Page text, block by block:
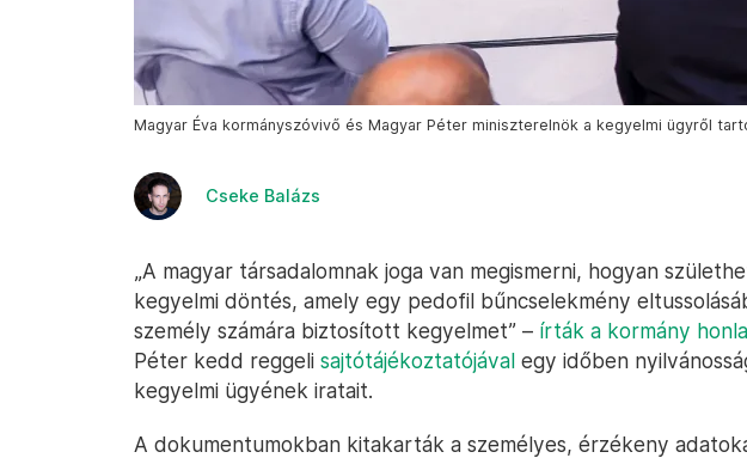
Magyar Éva kormányszóvivő és Magyar Péter miniszterelnök a kegyelmi ügyről
Cseke Balázs
„A magyar társadalomnak joga van megismerni, hogyan
kegyelmi döntés, amely egy pedofil bűncselekmény
személy számára biztosított kegyelmet” – írták a kormány
Péter kedd reggeli sajtótájékoztatójával egy időben
kegyelmi ügyének iratait.
A dokumentumokban kitakarták a személyes, érzékeny